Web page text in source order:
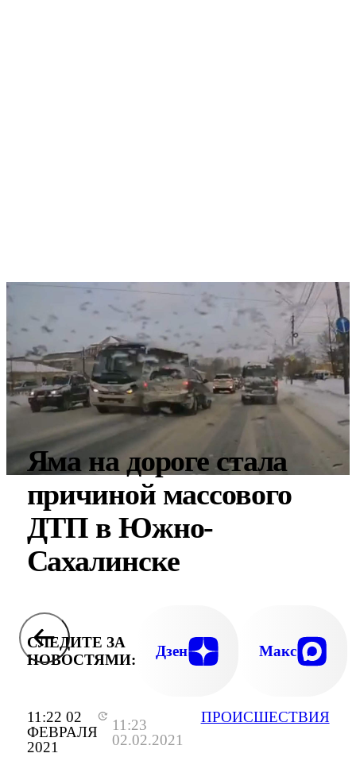
11:22 02
ФЕВРАЛЯ
2021
11:23
02.02.2021
ПРОИСШЕСТВИЯ
Яма на дороге стала
причиной массового
ДТП в Южно-
Сахалинске
СЛЕДИТЕ ЗА
НОВОСТЯМИ:
Дзен Макс